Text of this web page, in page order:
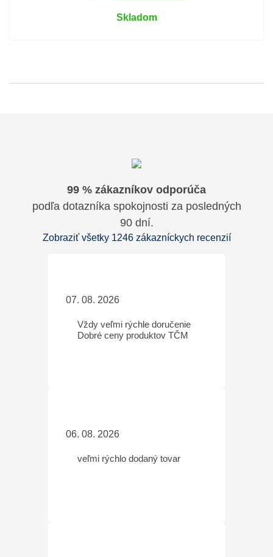
Skladom
99 % zákazníkov odporúča
podľa dotazníka spokojnosti za posledných
90 dní.
Zobraziť všetky 1246 zákazníckych recenzií
07. 08. 2026
Vždy veľmi rýchle doručenie
Dobré ceny produktov TČM
06. 08. 2026
veľmi rýchlo dodaný tovar